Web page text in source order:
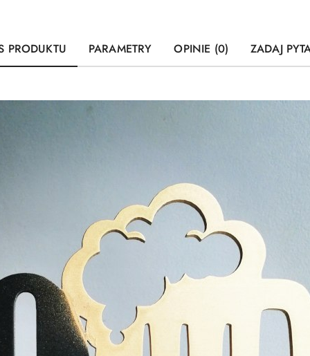
PRODUKTU PARAMETRY OPINIE (0) ZADAJ